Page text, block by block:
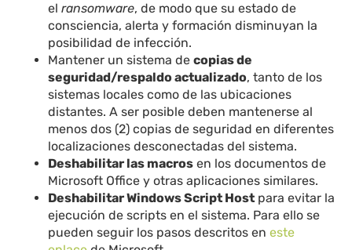
elransomware, de modo que su estado de
consciencia, alerta y formación disminuyan la
posibilidad de infección.
Mantener un sistema decopias de
seguridad/respaldo actualizado, tanto de los
sistemas locales como de las ubicaciones
distantes. A ser posible deben mantenerse al
menos dos (2) copias de seguridad en diferentes
localizaciones desconectadas del sistema.
Deshabilitar las macros en los documentos de
Microsoft Office y otras aplicaciones similares.
Deshabilitar Windows Script Host para evitar la
ejecución de scripts en el sistema. Para ello se
pueden seguir los pasos descritos eneste